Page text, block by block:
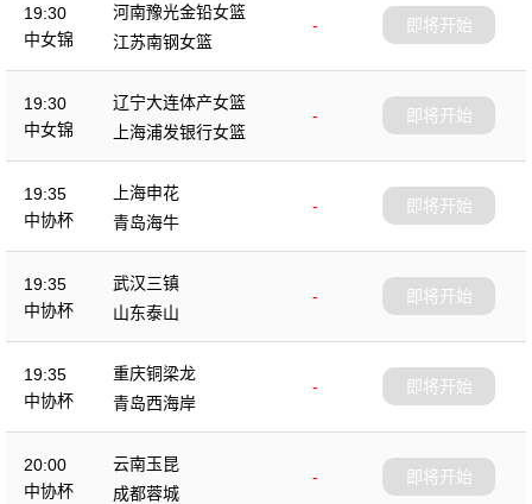
19:30
中女锦
河南豫光金铅女篮
-
江苏南钢女篮
即将开始
19:30
中女锦
辽宁大连体产女篮
-
上海浦发银行女篮
即将开始
19:35
中协杯
上海申花
-
青岛海牛
即将开始
19:35
中协杯
武汉三镇
-
山东泰山
即将开始
19:35
中协杯
重庆铜梁龙
-
青岛西海岸
即将开始
20:00
中协杯
云南玉昆
-
成都蓉城
即将开始